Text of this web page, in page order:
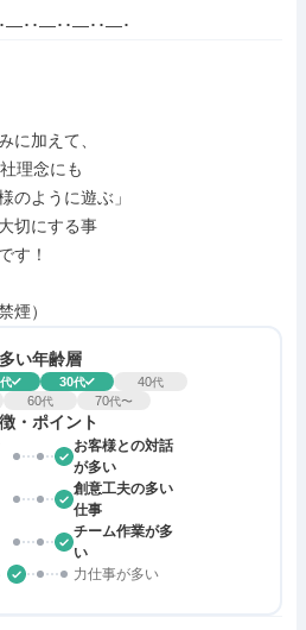
―･･―･･―･･―･
に加えて、
理念にも
のように遊ぶ」
切にする事
す！
煙）
多い年齢層
代 30代 40代
60代 70代〜
・ポイント
お客様との対話
が多い
創意工夫の多い
仕事
チーム作業が多
い
力仕事が多い